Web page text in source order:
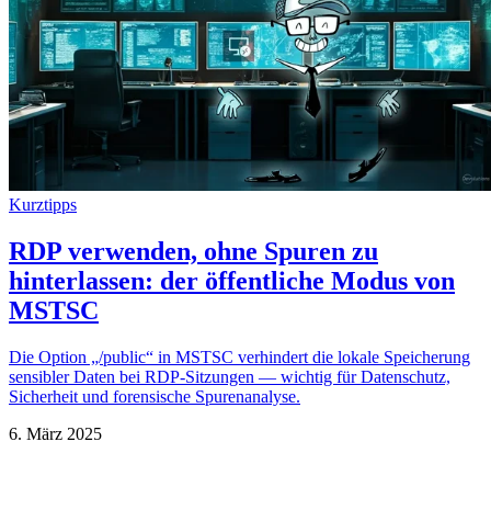
Kurztipps
RDP verwenden, ohne Spuren zu
hinterlassen: der öffentliche Modus von
MSTSC
Die Option „/public“ in MSTSC verhindert die lokale Speicherung
sensibler Daten bei RDP-Sitzungen — wichtig für Datenschutz,
Sicherheit und forensische Spurenanalyse.
6. März 2025